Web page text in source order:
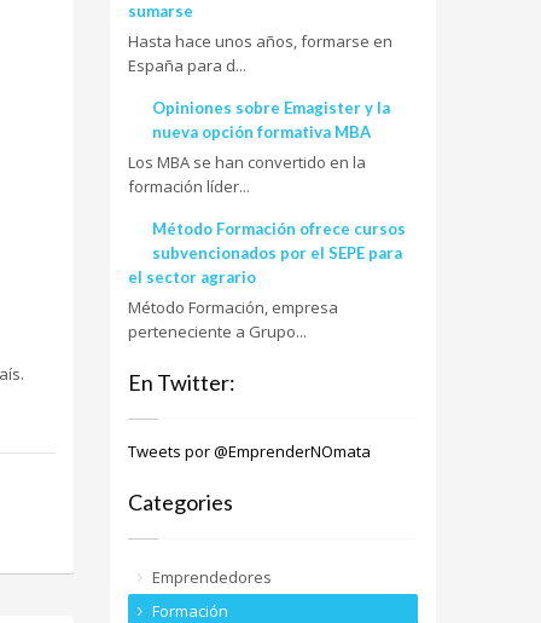
sumarse
Hasta hace unos años, formarse en
España para d...
Opiniones sobre Emagister y la
nueva opción formativa MBA
Los MBA se han convertido en la
formación líder...
Método Formación ofrece cursos
subvencionados por el SEPE para
el sector agrario
Método Formación, empresa
perteneciente a Grupo...
En Twitter:
Tweets por @EmprenderNOmata
Categories
Emprendedores
Formación